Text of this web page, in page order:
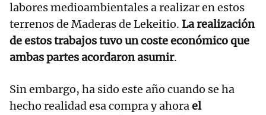
labores medioambientales a realizar en estos
terrenos de Maderas de Lekeitio. La realización
de estos trabajos tuvo un coste económico que
ambas partes acordaron asumir.
Sin embargo, ha sido este año cuando se ha
hecho realidad esa compra y ahorael